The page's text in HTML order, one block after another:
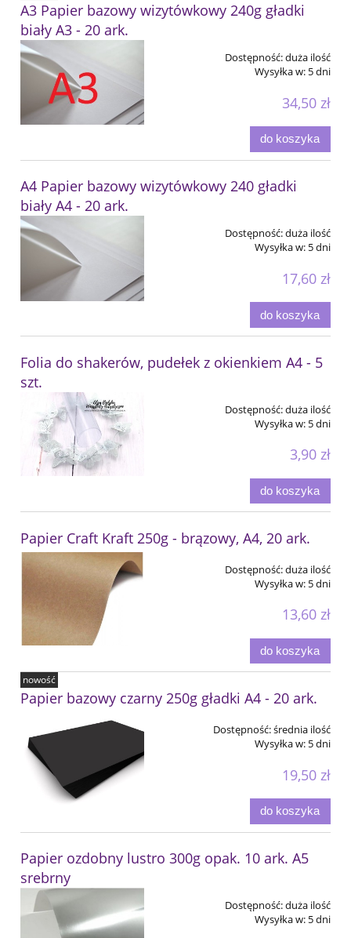
A3 Papier bazowy wizytówkowy 240g gładki
biały A3 - 20 ark.
Dostępność:duża ilość
Wysyłka w: 5 dni
34,50 zł
do koszyka
A4 Papier bazowy wizytówkowy 240 gładki
biały A4 - 20 ark.
Dostępność:duża ilość
Wysyłka w: 5 dni
17,60 zł
do koszyka
Folia do shakerów, pudełek z okienkiem A4 - 5
szt.
Dostępność:duża ilość
Wysyłka w: 5 dni
3,90 zł
do koszyka
Papier Craft Kraft 250g - brązowy, A4, 20 ark.
Dostępność:duża ilość
Wysyłka w: 5 dni
13,60 zł
do koszyka
Papier bazowy czarny 250g gładki A4 - 20 ark.
Dostępność:średnia ilość
Wysyłka w: 5 dni
19,50 zł
do koszyka
nowość
Papier ozdobny lustro 300g opak. 10 ark. A5
srebrny
Dostępność:duża ilość
Wysyłka w: 5 dni